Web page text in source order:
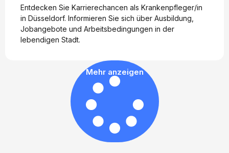
Entdecken Sie Karrierechancen als Krankenpfleger/in
in Düsseldorf. Informieren Sie sich über Ausbildung,
Jobangebote und Arbeitsbedingungen in der
lebendigen Stadt.
Mehr anzeigen